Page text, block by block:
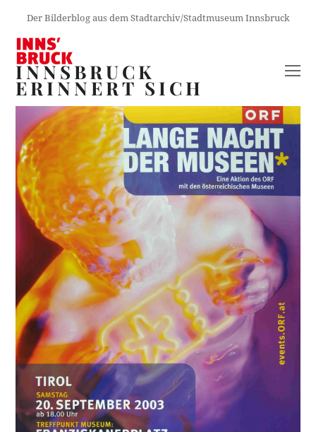
Der Bilderblog aus dem Stadtarchiv/Stadtmuseum Innsbruck
INNSBRUCK
ERINNERT SICH